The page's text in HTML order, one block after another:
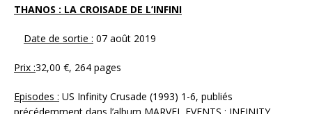
THANOS : LA CROISADE DE L’INFINI
Date de sortie : 07 août 2019
Prix :32,00 €, 264 pages
Episodes : US Infinity Crusade (1993) 1-6, publiés